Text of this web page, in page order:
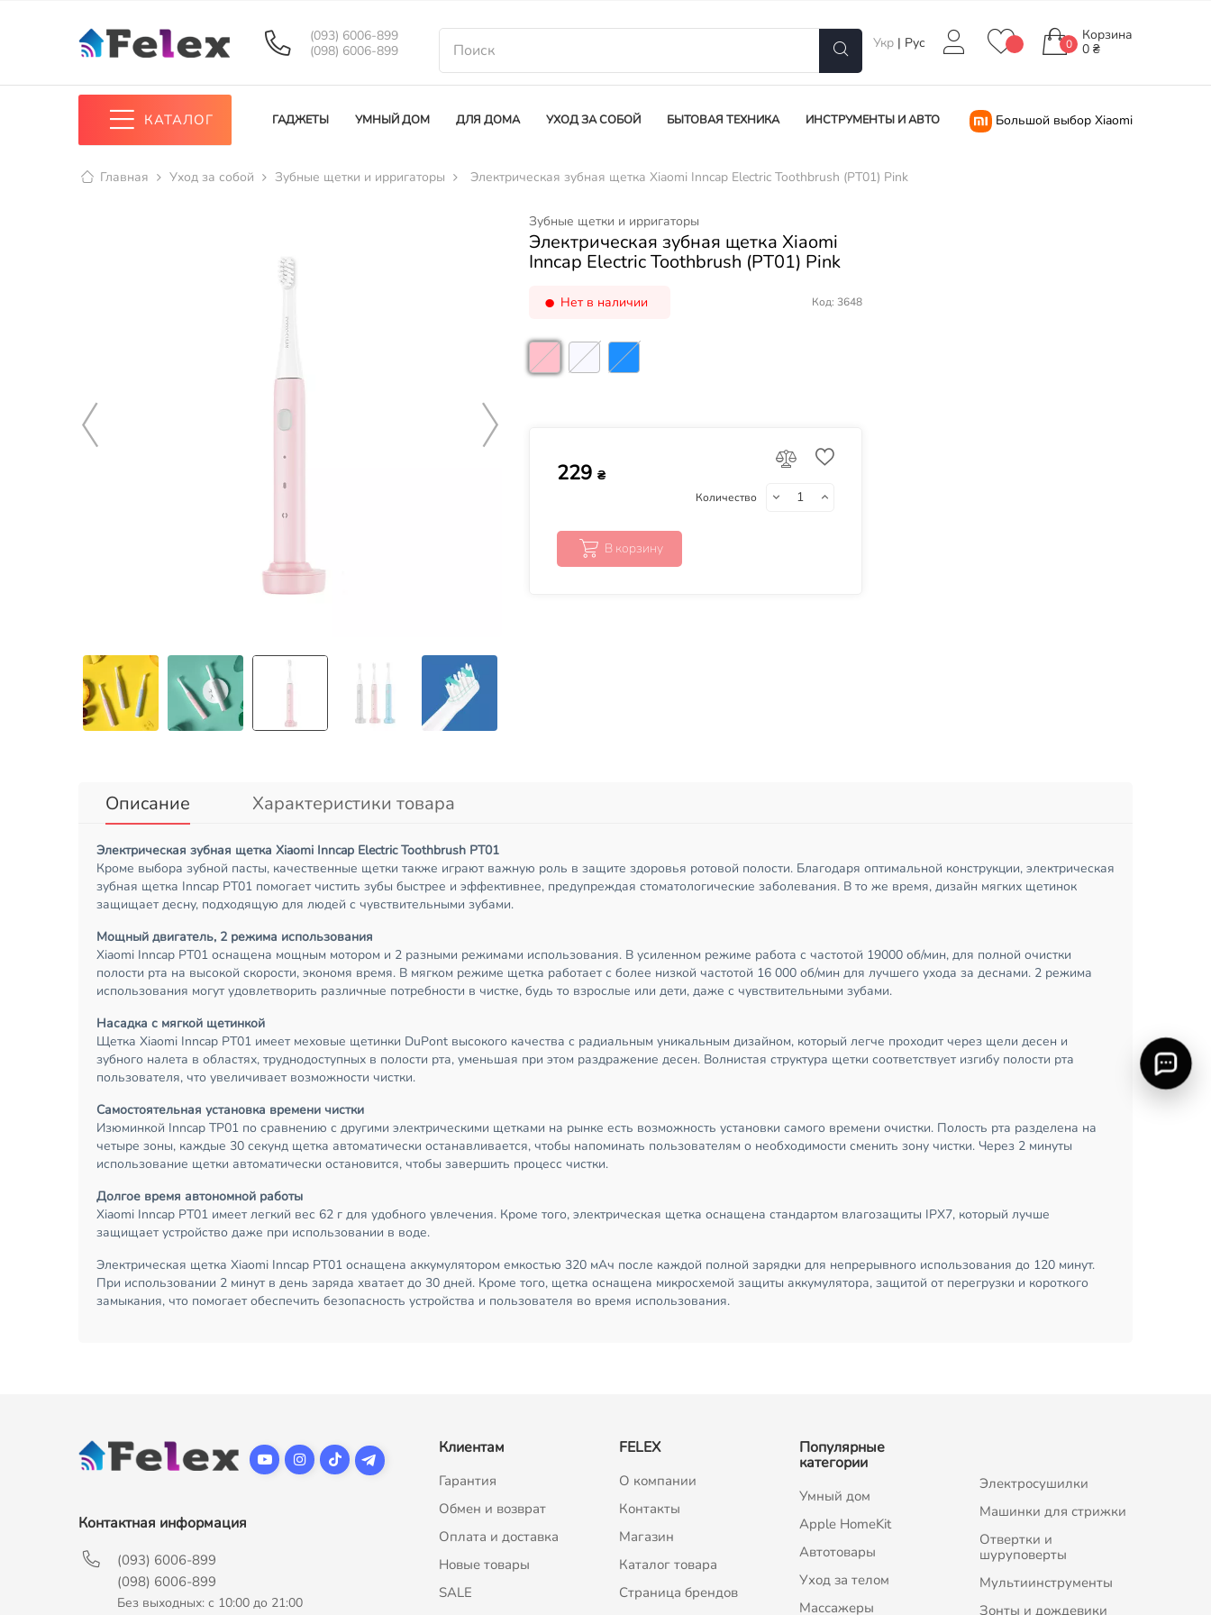
(093) 6006-899
(098) 6006-899
Укр | Рус 0
Корзина
0 ₴
КАТАЛОГ ГАДЖЕТЫ УМНЫЙ ДОМ ДЛЯ ДОМА УХОД ЗА СОБОЙ БЫТОВАЯ ТЕХНИКА ИНСТРУМЕНТЫ И АВТО Большой выбор Xiaomi
Главная Уход за собой Зубные щетки и ирригаторы Электрическая зубная щетка Xiaomi Inncap Electric Toothbrush (PT01) Pink
Зубные щетки и ирригаторы
Электрическая зубная щетка Xiaomi
Inncap Electric Toothbrush (PT01) Pink
Нет в наличии Код: 3648
229 ₴
Количество
В корзину
Описание Характеристики товара
Электрическая зубная щетка Xiaomi Inncap Electric Toothbrush PT01
Кроме выбора зубной пасты, качественные щетки также играют важную роль в защите здоровья ротовой полости. Благодаря оптимальной конструкции, электрическая
зубная щетка Inncap PT01 помогает чистить зубы быстрее и эффективнее, предупреждая стоматологические заболевания. В то же время, дизайн мягких щетинок
защищает десну, подходящую для людей с чувствительными зубами.
Мощный двигатель, 2 режима использования
Xiaomi Inncap PT01 оснащена мощным мотором и 2 разными режимами использования. В усиленном режиме работа с частотой 19000 об/мин, для полной очистки
полости рта на высокой скорости, экономя время. В мягком режиме щетка работает с более низкой частотой 16 000 об/мин для лучшего ухода за деснами. 2 режима
использования могут удовлетворить различные потребности в чистке, будь то взрослые или дети, даже с чувствительными зубами.
Насадка с мягкой щетинкой
Щетка Xiaomi Inncap PT01 имеет меховые щетинки DuPont высокого качества с радиальным уникальным дизайном, который легче проходит через щели десен и
зубного налета в областях, труднодоступных в полости рта, уменьшая при этом раздражение десен. Волнистая структура щетки соответствует изгибу полости рта
пользователя, что увеличивает возможности чистки.
Самостоятельная установка времени чистки
Изюминкой Inncap TP01 по сравнению с другими электрическими щетками на рынке есть возможность установки самого времени очистки. Полость рта разделена на
четыре зоны, каждые 30 секунд щетка автоматически останавливается, чтобы напоминать пользователям о необходимости сменить зону чистки. Через 2 минуты
использование щетки автоматически остановится, чтобы завершить процесс чистки.
Долгое время автономной работы
Xiaomi Inncap PT01 имеет легкий вес 62 г для удобного увлечения. Кроме того, электрическая щетка оснащена стандартом влагозащиты IPX7, который лучше
защищает устройство даже при использовании в воде.
Электрическая щетка Xiaomi Inncap PT01 оснащена аккумулятором емкостью 320 мАч после каждой полной зарядки для непрерывного использования до 120 минут.
При использовании 2 минут в день заряда хватает до 30 дней. Кроме того, щетка оснащена микросхемой защиты аккумулятора, защитой от перегрузки и короткого
замыкания, что помогает обеспечить безопасность устройства и пользователя во время использования.
Контактная информация
(093) 6006-899
(098) 6006-899
Без выходных: с 10:00 до 21:00
Клиентам
Гарантия
Обмен и возврат
Оплата и доставка
Новые товары
SALE
FELEX
О компании
Контакты
Магазин
Каталог товара
Страница брендов
Популярные
категории
Умный дом
Apple HomeKit
Автотовары
Уход за телом
Массажеры
Электросушилки
Машинки для стрижки
Отвертки и
шуруповерты
Мультиинструменты
Зонты и дождевики